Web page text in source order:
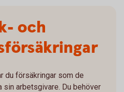
och
du försäkringar som de
sin arbetsgivare. Du behöver